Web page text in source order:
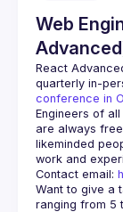
Web
React
quarterly in-
conference in
Engineers of
are always
likeminded
Contact email:
Want to give a
ranging from 5